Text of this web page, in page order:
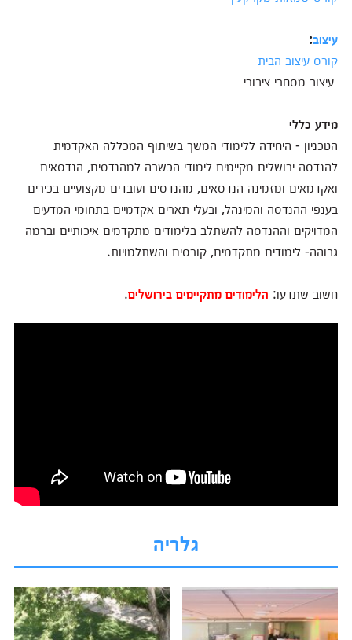
עיצוב:
קורס עיצוב הבית
עיצוב מסחרי ציבורי
מידע כללי
הטכניון - היחידה ללימודי המשך בשיתוף המכללה האקדמית
להנדסה ירושלים מקיימים לימודי הכשרה למהנדסים, הנדסאים
ואקדמאים ומזמינה הנדסאים, מהנדסים ועובדים מקצועיים בכירים
בענפי ההנדסה והמינהל, ובעלי תארים אקדמיים בתחומי המדעים
המדויקים וההנדסה להשתלב בלימודים מתקדמים איכותיים וברמה
גבוהה- לימודים מתקדמים, קורסים והשתלמויות.
חשוב שתדעו: הלימודים מתקיימים בירושלים.
גלריה